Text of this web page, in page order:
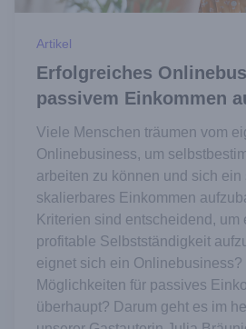
Artikel
Erfolgreiches
passivem Einkommen
Viele Menschen träumen vom
Onlinebusiness, um
arbeiten zu können und sich ein
skalierbares Einkommen
Kriterien sind entscheidend, um
profitable Selbstständigkeit
eignet sich ein
Möglichkeiten für passives
überhaupt? Darum geht es im